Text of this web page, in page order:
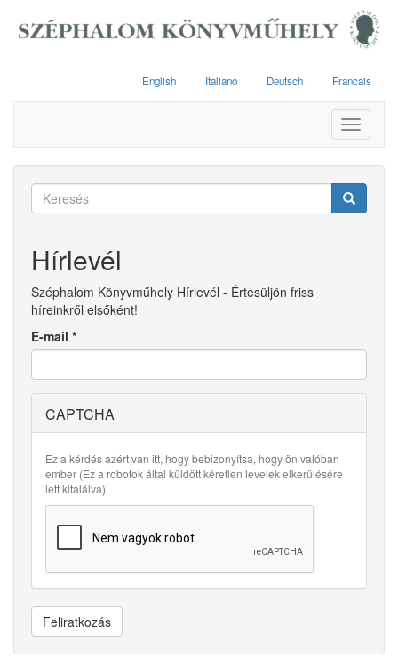
English Italiano Deutsch Francais
Toggle
Keresés
Hírlevél
Széphalom Könyvműhely Hírlevél - Értesüljön friss
híreinkről elsőként!
E-mail *
CAPTCHA
Ez a kérdés azért van itt, hogy bebizonyítsa, hogy ön valóban
ember (Ez a robotok által küldött kéretlen levelek elkerülésére
lett kitalálva).
Feliratkozás